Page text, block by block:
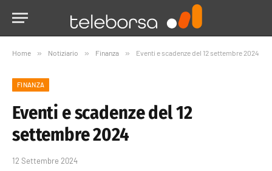
Home » Notiziario » Finanza » Eventi e scadenze del 12 settembre 2024
FINANZA
Eventi e scadenze del 12
settembre 2024
12 Settembre 2024